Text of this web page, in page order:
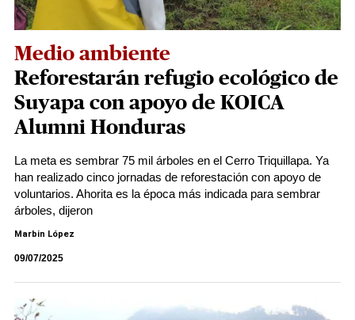
Medio ambiente
Reforestarán refugio ecológico de
Suyapa con apoyo de KOICA
Alumni Honduras
La meta es sembrar 75 mil árboles en el Cerro Triquillapa. Ya
han realizado cinco jornadas de reforestación con apoyo de
voluntarios. Ahorita es la época más indicada para sembrar
árboles, dijeron
Marbin López
09/07/2025